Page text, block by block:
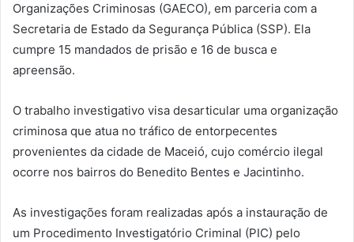
Organizações Criminosas (GAECO), em parceria com a
Secretaria de Estado da Segurança Pública (SSP). Ela
cumpre 15 mandados de prisão e 16 de busca e
apreensão.
O trabalho investigativo visa desarticular uma organização
criminosa que atua no tráfico de entorpecentes
provenientes da cidade de Maceió, cujo comércio ilegal
ocorre nos bairros do Benedito Bentes e Jacintinho.
As investigações foram realizadas após a instauração de
um Procedimento Investigatório Criminal (PIC) pelo